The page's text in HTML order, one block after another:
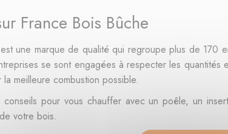
France Bois Bûche
une marque de qualité qui regroupe plus de 170
se sont engagées à respecter les quantités
la meilleure combustion possible.
conseils pour vous chauffer avec un poêle, un
votre bois.